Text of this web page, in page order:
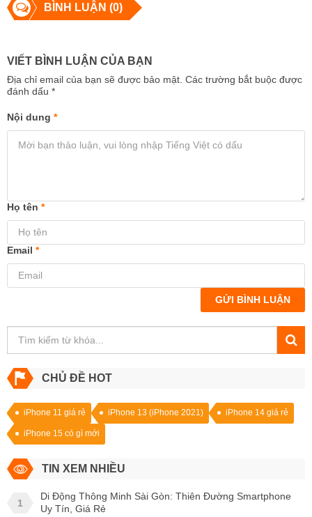
BÌNH LUẬN (0)
VIẾT BÌNH LUẬN CỦA BẠN
Địa chỉ email của bạn sẽ được bảo mật. Các trường bắt buộc được
đánh dấu *
Nội dung *
Họ tên *
Email *
GỬI BÌNH LUẬN
CHỦ ĐỀ HOT
iPhone 11 giá rẻ iPhone 13 (iPhone 2021) iPhone 14 giá rẻ
iPhone 15 có gì mới
TIN XEM NHIỀU
1
Di Động Thông Minh Sài Gòn: Thiên Đường Smartphone
Uy Tín, Giá Rẻ